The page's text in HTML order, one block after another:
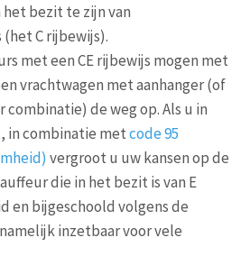
bezit te zijn van
C rijbewijs).
met een CE rijbewijs mogen met
vrachtwagen met aanhanger (of
de weg op. Als u in
in combinatie metcode 95
vergroot u uw kansen op de
die in het bezit is van E
en bijgeschoold volgens de
inzetbaar voor vele